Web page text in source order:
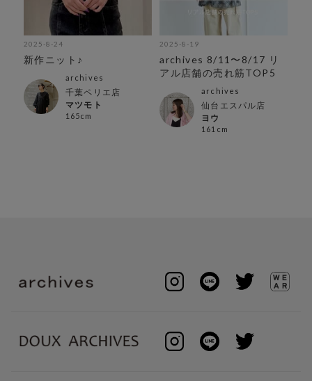
2025-8-24
新作ニット♪
archives
千葉ペリエ店
マツモト
165cm
2025-8-19
archives 8/11〜8/17 リ
アル店舗の売れ筋TOP5
archives
仙台エスパル店
ヨウ
161cm